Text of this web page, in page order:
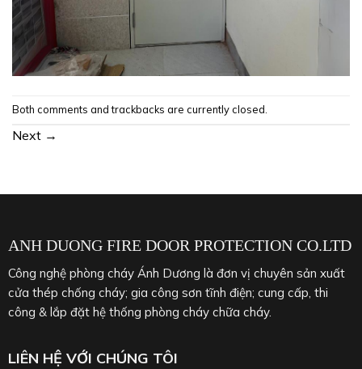
Both comments and trackbacks are currently closed.
Next →
ANH DUONG FIRE DOOR PROTECTION CO.LTD
Công nghệ phòng cháy Ánh Dương là đơn vị chuyên sản xuất
cửa thép chống cháy; gia công sơn tĩnh điện; cung cấp, thi
công & lắp đặt hệ thống phòng cháy chữa cháy.
LIÊN HỆ VỚI CHÚNG TÔI